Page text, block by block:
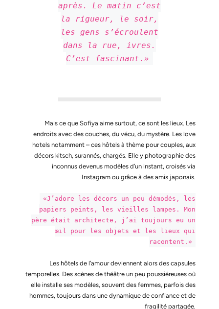
après. Le matin c’est
la rigueur, le soir,
les gens s’écroulent
dans la rue, ivres.
C’est fascinant.»
Mais ce que Sofiya aime surtout, ce sont les lieux. Les
endroits avec des couches, du vécu, du mystère. Les love
hotels notamment – ces hôtels à thème pour couples, aux
décors kitsch, surannés, chargés. Elle y photographie des
inconnus devenus modèles d’un instant, croisés via
Instagram ou grâce à des amis japonais.
«J’adore les décors un peu démodés, les
papiers peints, les vieilles lampes. Mon
père était architecte, j’ai toujours eu un
œil pour les objets et les lieux qui
racontent.»
Les hôtels de l’amour deviennent alors des capsules
temporelles. Des scènes de théâtre un peu poussiéreuses où
elle installe ses modèles, souvent des femmes, parfois des
hommes, toujours dans une dynamique de confiance et de
fragilité partagée.